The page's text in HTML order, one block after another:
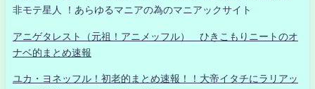
非モテ星人 ！あらゆるマニアの為のマニアックサイト
アニゲタレスト（元祖！アニメッフル） ひきこもりニートのオ
ナベ的まとめ速報
ユカ・ヨネッフル！初老的まとめ速報！！大帝イタチにラリアッ